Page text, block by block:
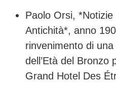
Paolo Orsi, *Notizie
Antichità*, anno
rinvenimento di
dell’Età del Bronzo
Grand Hotel Des